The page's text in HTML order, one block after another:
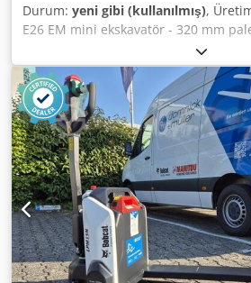
Durum: yeni gibi (kullanılmış),
E26 EM mini ekskavatör - 320 mm
2660 ay Dodpfx Astwwr Rjnzowa
Kubota Motor gücü 15,3 (2400 d/
D1105-E2B-BCZ-2 Yakıt tipi Dizel
Deplasman 1.123 litre Tork 71,2 Nm
Boyutlar Toplam yükseklik 2357 mm
mm Genişlik (palet genişliğine bağlı
mm 320 mm iz genişliği Ağırlıklar
basınç 33,5 kPa Koruyucu çerçeve ile
kg Kapalı ve ısıtmalı kabin ile çalışma
Hidrolik sistem Pompa kapasitesi 2 x
devrelerin dekompresyon basıncı 290
l/dak Çekiş gücü Tırmanma kapasitesi
(ileri/geri) 2,4 km/sa Yüksek hız (ileri/